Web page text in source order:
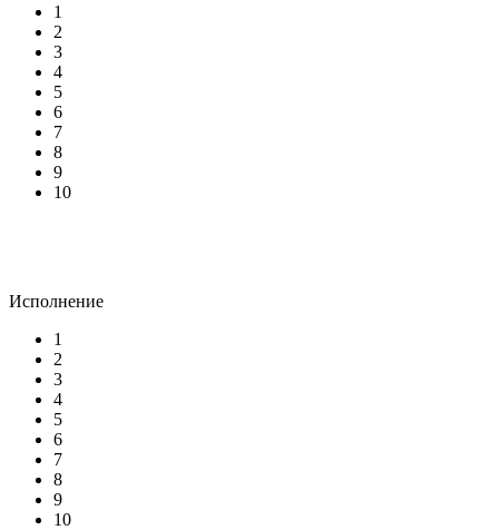
1
2
3
4
5
6
7
8
9
10
Исполнение
1
2
3
4
5
6
7
8
9
10